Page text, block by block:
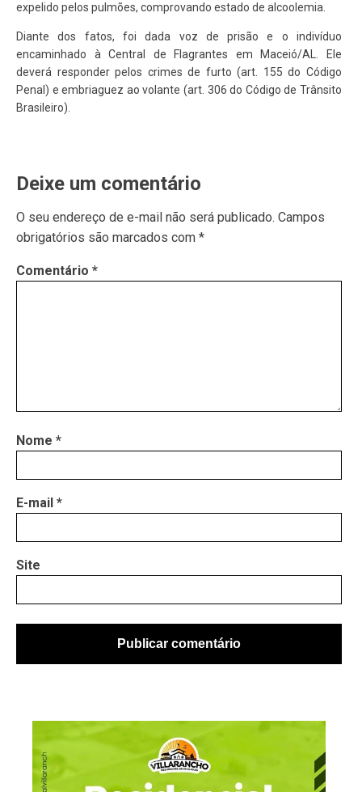
expelido pelos pulmões, comprovando estado de alcoolemia.
Diante dos fatos, foi dada voz de prisão e o indivíduo
encaminhado à Central de Flagrantes em Maceió/AL. Ele
deverá responder pelos crimes de furto (art. 155 do Código
Penal) e embriaguez ao volante (art. 306 do Código de Trânsito
Brasileiro).
Deixe um comentário
O seu endereço de e-mail não será publicado. Campos
obrigatórios são marcados com *
Comentário *
Nome *
E-mail *
Site